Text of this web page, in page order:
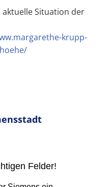
Situation der
krupp-